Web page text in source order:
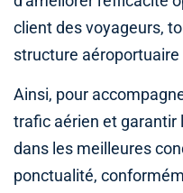
client des voyageurs,
structure
Ainsi, pour
trafic aérien et garantir
dans les meilleures
ponctualité,